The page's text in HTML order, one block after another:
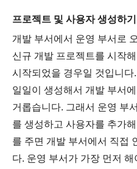
프로젝트 및 사용자 생성하기
개발 부서에서 운영 부서로
신규 개발 프로젝트를 시작
시작되었을 경우일 것입니다.
일일이 생성해서 개발 부서
거롭습니다. 그래서 운영 부
를 생성하고 사용자를 추가
를 주면 개발 부서에서 직접
다. 운영 부서가 가장 먼저